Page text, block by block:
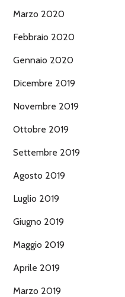
Marzo 2020
Febbraio 2020
Gennaio 2020
Dicembre 2019
Novembre 2019
Ottobre 2019
Settembre 2019
Agosto 2019
Luglio 2019
Giugno 2019
Maggio 2019
Aprile 2019
Marzo 2019